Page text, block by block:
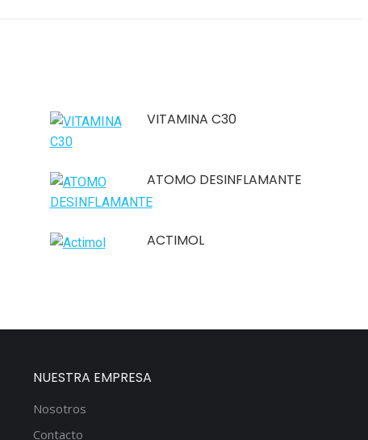
VITAMINA C30
ATOMO DESINFLAMANTE
ACTIMOL
NUESTRA EMPRESA
Nosotros
Contacto